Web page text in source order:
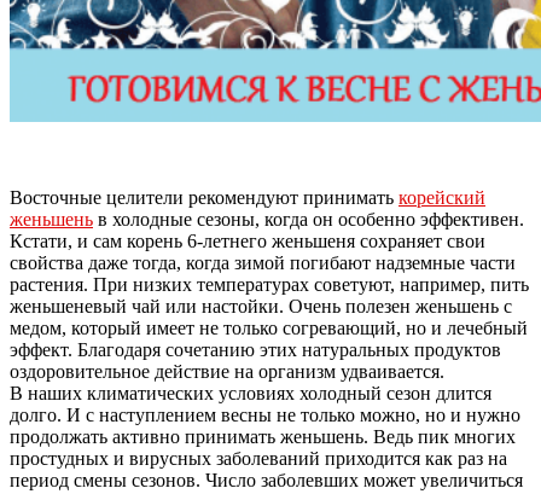
Восточные целители рекомендуют принимать корейский
женьшень в холодные сезоны, когда он особенно эффективен.
Кстати, и сам корень 6-летнего женьшеня сохраняет свои
свойства даже тогда, когда зимой погибают надземные части
растения. При низких температурах советуют, например, пить
женьшеневый чай или настойки. Очень полезен женьшень с
медом, который имеет не только согревающий, но и лечебный
эффект. Благодаря сочетанию этих натуральных продуктов
оздоровительное действие на организм удваивается.
В наших климатических условиях холодный сезон длится
долго. И с наступлением весны не только можно, но и нужно
продолжать активно принимать женьшень. Ведь пик многих
простудных и вирусных заболеваний приходится как раз на
период смены сезонов. Число заболевших может увеличиться